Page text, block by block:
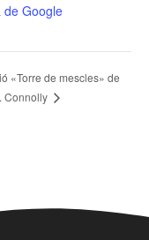
de Google
«Torre de mescles» de
Connolly